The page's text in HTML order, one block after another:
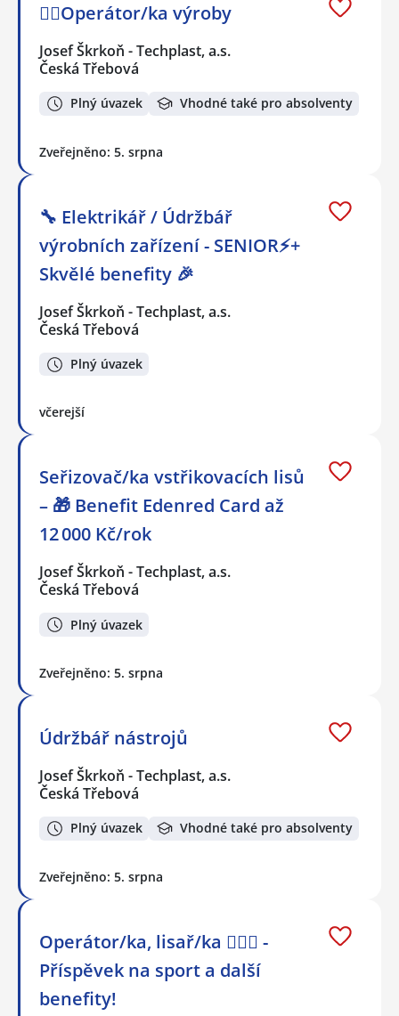
👷‍♂️Operátor/ka výroby
Josef Škrkoň - Techplast, a.s.
Česká Třebová
Plný úvazek Vhodné také pro absolventy
Zveřejněno: 5. srpna
🔧 Elektrikář / Údržbář
výrobních zařízení - SENIOR⚡+
Skvělé benefity 🎉
Josef Škrkoň - Techplast, a.s.
Česká Třebová
Plný úvazek
včerejší
Seřizovač/ka vstřikovacích lisů
– 🎁 Benefit Edenred Card až
12 000 Kč/rok
Josef Škrkoň - Techplast, a.s.
Česká Třebová
Plný úvazek
Zveřejněno: 5. srpna
Údržbář nástrojů
Josef Škrkoň - Techplast, a.s.
Česká Třebová
Plný úvazek Vhodné také pro absolventy
Zveřejněno: 5. srpna
Operátor/ka, lisař/ka 🏋️‍♀️💪 -
Příspěvek na sport a další
benefity!